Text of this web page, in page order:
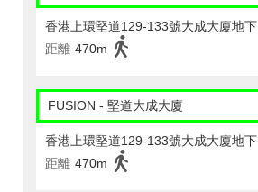
香港上環堅道129-133號大成大廈地下
距離 470m
FUSION - 堅道大成大廈
香港上環堅道129-133號大成大廈地下
距離 470m